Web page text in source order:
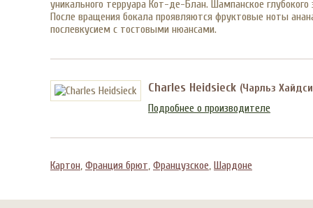
уникального терруара Кот-де-Блан. Шампанское
После вращения бокала проявляются фруктовые ноты
послевкусием с тостовыми нюансами.
Charles Heidsieck (Чарльз
Подробнее о производителе
Картон, Франция брют, Французское, Шардоне